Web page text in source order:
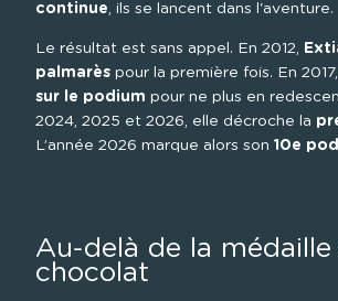
continue, ils se lancent dans l'aventure.
Le résultat est sans appel. En 2012,
palmarès pour la première fois. En
sur le podium pour ne plus en
2024, 2025 et 2026, elle décroche la
L’année 2026 marque alors son 10e
Au-delà de la médaille
chocolat